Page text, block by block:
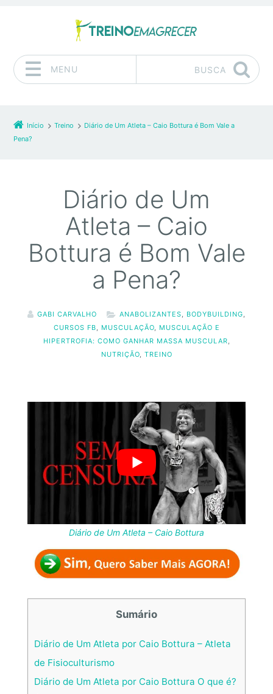
MENU BUSCA
Início Treino
Diário de Um Atleta – Caio Bottura é Bom Vale a
Pena?
Diário de Um
Atleta – Caio
Bottura é Bom Vale
a Pena?
GABI CARVALHO ANABOLIZANTES BODYBUILDING
CURSOS FB
MUSCULAÇÃO,
MUSCULAÇÃO E
HIPERTROFIA: COMO GANHAR MASSA MUSCULAR
NUTRIÇÃO, TREINO
Diário de Um Atleta – Caio Bottura
Sumário
Diário de Um Atleta por Caio Bottura – Atleta
de Fisioculturismo
Diário de Um Atleta por Caio Bottura O que é?